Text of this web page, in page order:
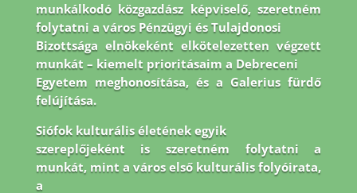
munkálkodó közgazdász képviselő, szeretném
folytatni a város Pénzügyi és Tulajdonosi
Bizottsága elnökeként elkötelezetten végzett
munkát – kiemelt prioritásaim a Debreceni
Egyetem meghonosítása, és a Galerius fürdő
felújítása.
Siófok kulturális életének egyik
szereplőjeként is szeretném folytatni a
munkát, mint a város első kulturális folyóirata,
a